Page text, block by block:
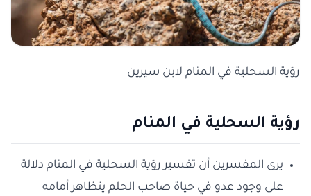
رؤية السحلية في المنام لابن سيرين
رؤية السحلية في المنام
يرى المفسرين أن تفسير رؤية السحلية في المنام دلالة
على وجود عدو في حياة صاحب الحلم يتظاهر أمامه